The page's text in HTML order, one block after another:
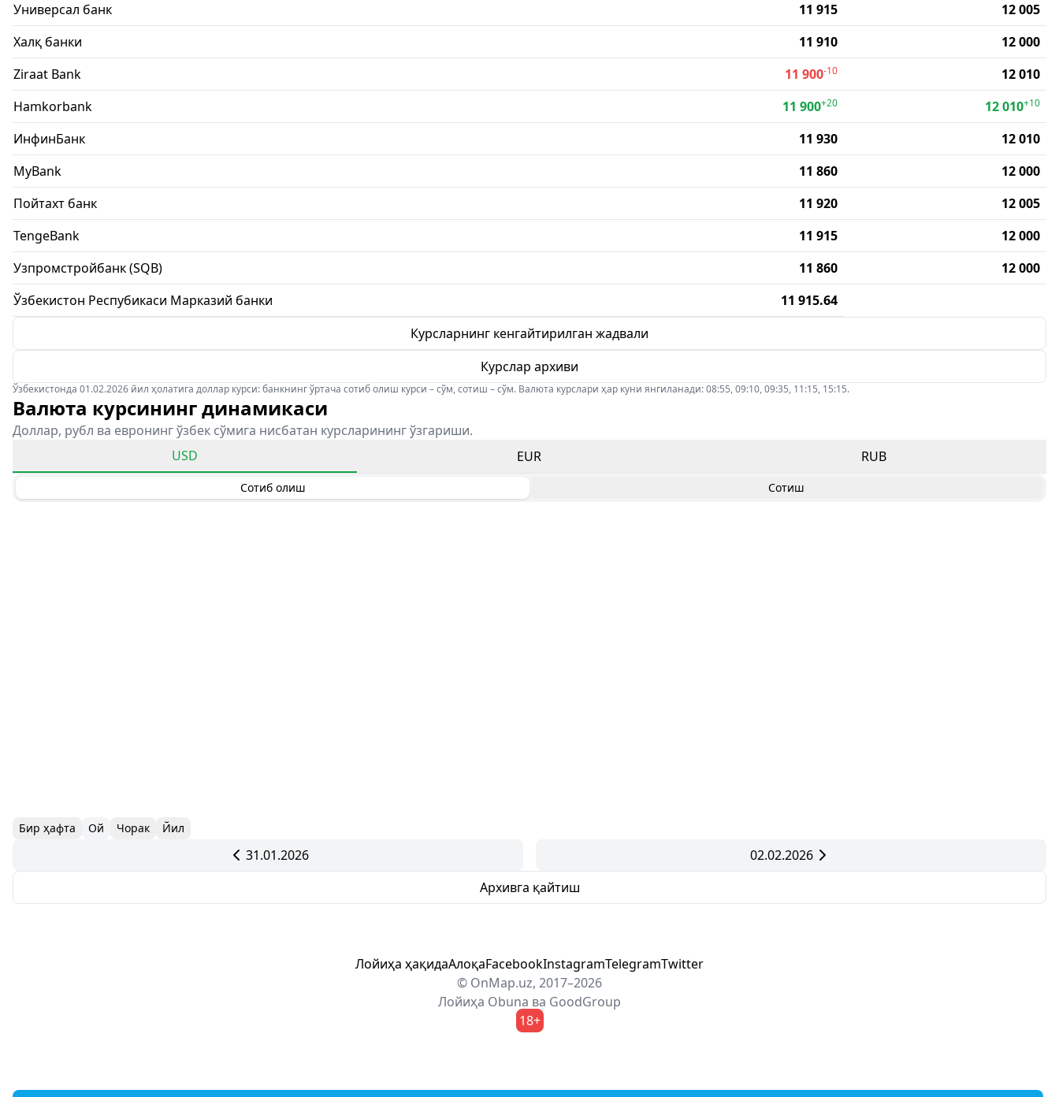
Универсал банк
11 915
12 005
Халқ банки
11 910
12 000
Ziraat Bank
11 900-10
12 010
Hamkorbank
11 900+20 12 010+10
ИнфинБанк 11 930
12 010
MyBank
11 860
12 000
Пойтахт банк
11 920
12 005
TengeBank
11 915
12 000
Узпромстройбанк (SQB)
11 860
12 000
Ўзбекистон Респубикаси Марказий банки
11 915.64
Курсларнинг кенгайтирилган жадвали
Курслар архиви
Ўзбекистонда 01.02.2026 йил ҳолатига доллар курси: банкнинг ўртача сотиб олиш курси – сўм, сотиш – сўм. Валюта курслари ҳар куни янгиланади: 08:55, 09:10, 09:35, 11:15, 15:15.
Валюта курсининг динамикаси
Доллар, рубл ва евронинг ўзбек сўмига нисбатан курсларининг ўзгариши.
USD
EUR RUB
Сотиб олиш Сотиш
Бир ҳафта Ой Чорак Йил
31.01.2026
02.02.2026
Архивга қайтиш
Лойиҳа ҳақидаАлоқаFacebookInstagramTelegramTwitter
© OnMap.uz, 2017–2026
Лойиҳа Obuna ва GoodGroup
18+